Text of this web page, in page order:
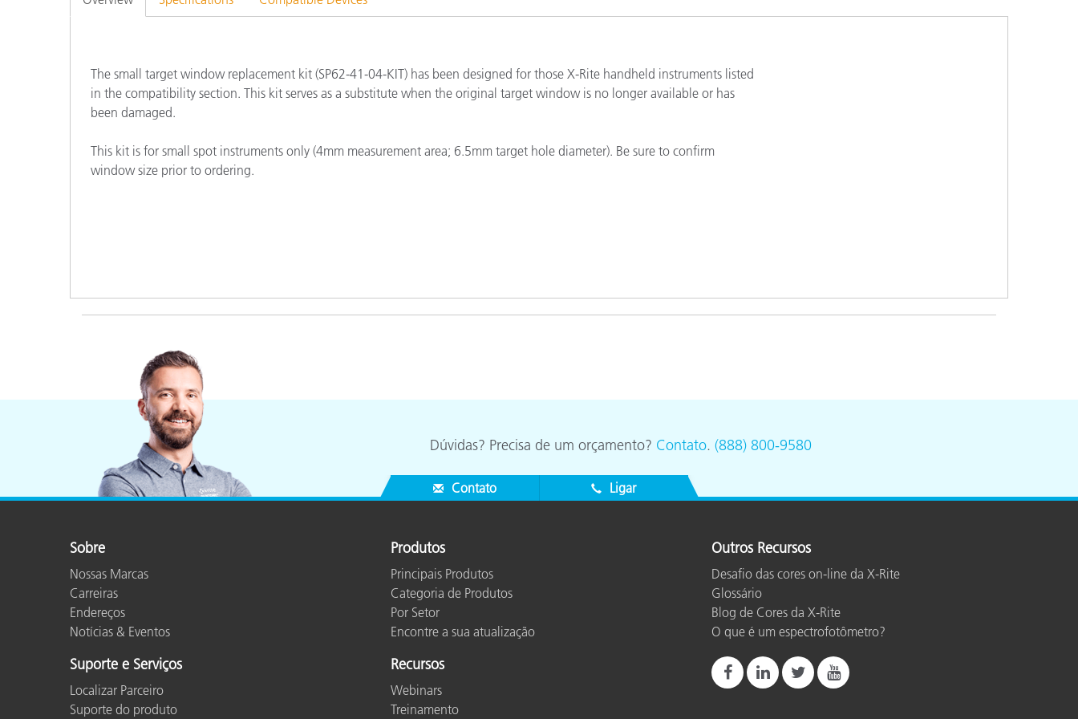
Papel
Bens Duráveis
The small target window replacement kit (SP62-41-04-KIT) has been designed for those X-Rite handheld instruments listed
in the compatibility section. This kit serves as a substitute when the original target window is no longer available or has
been damaged.
This kit is for small spot instruments only (4mm measurement area; 6.5mm target hole diameter). Be sure to confirm
window size prior to ordering.
Dúvidas? Precisa de um orçamento? Contato. (888) 800-9580
Contato Ligar
Sobre
Nossas Marcas
Carreiras
Endereços
Notícias & Eventos
Suporte e Serviços
Localizar Parceiro
Suporte do produto
Produtos
Principais Produtos
Categoria de Produtos
Por Setor
Encontre a sua atualização
Recursos
Webinars
Treinamento
Outros Recursos
Desafio das cores on-line da X-Rite
Glossário
Blog de Cores da X-Rite
O que é um espectrofotômetro?